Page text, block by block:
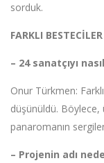
sorduk.
FARKLI BESTECİLER
– 24 sanatçıyı
Onur Türkmen:
düşünüldü.
panaromanın
– Projenin adı